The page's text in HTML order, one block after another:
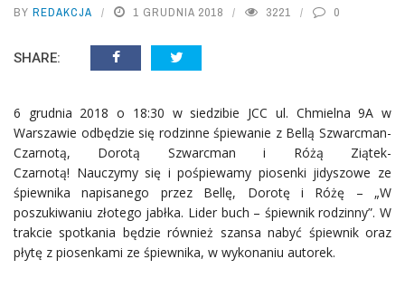
BY REDAKCJA 1 GRUDNIA 2018 3221 0
SHARE:
6 grudnia 2018 o 18:30 w siedzibie JCC ul. Chmielna 9A w
Warszawie odbędzie się rodzinne śpiewanie z Bellą Szwarcman-
Czarnotą, Dorotą Szwarcman i Różą Ziątek-
Czarnotą! Nauczymy się i pośpiewamy piosenki jidyszowe ze
śpiewnika napisanego przez Bellę, Dorotę i Różę – „W
poszukiwaniu złotego jabłka. Lider buch – śpiewnik rodzinny”. W
trakcie spotkania będzie również szansa nabyć śpiewnik oraz
płytę z piosenkami ze śpiewnika, w wykonaniu autorek.